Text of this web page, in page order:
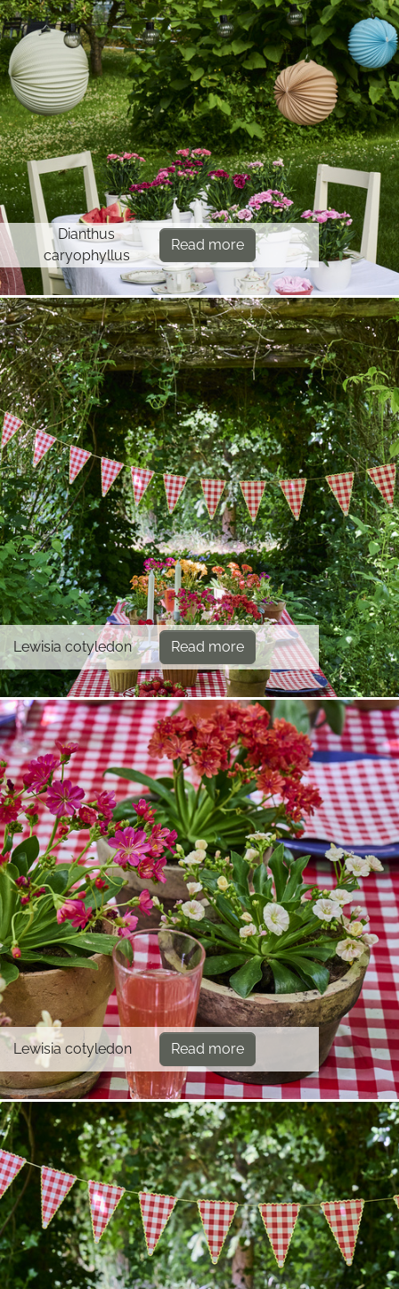
Dianthus
caryophyllus
Read more
Lewisia cotyledon Read more
Lewisia cotyledon Read more